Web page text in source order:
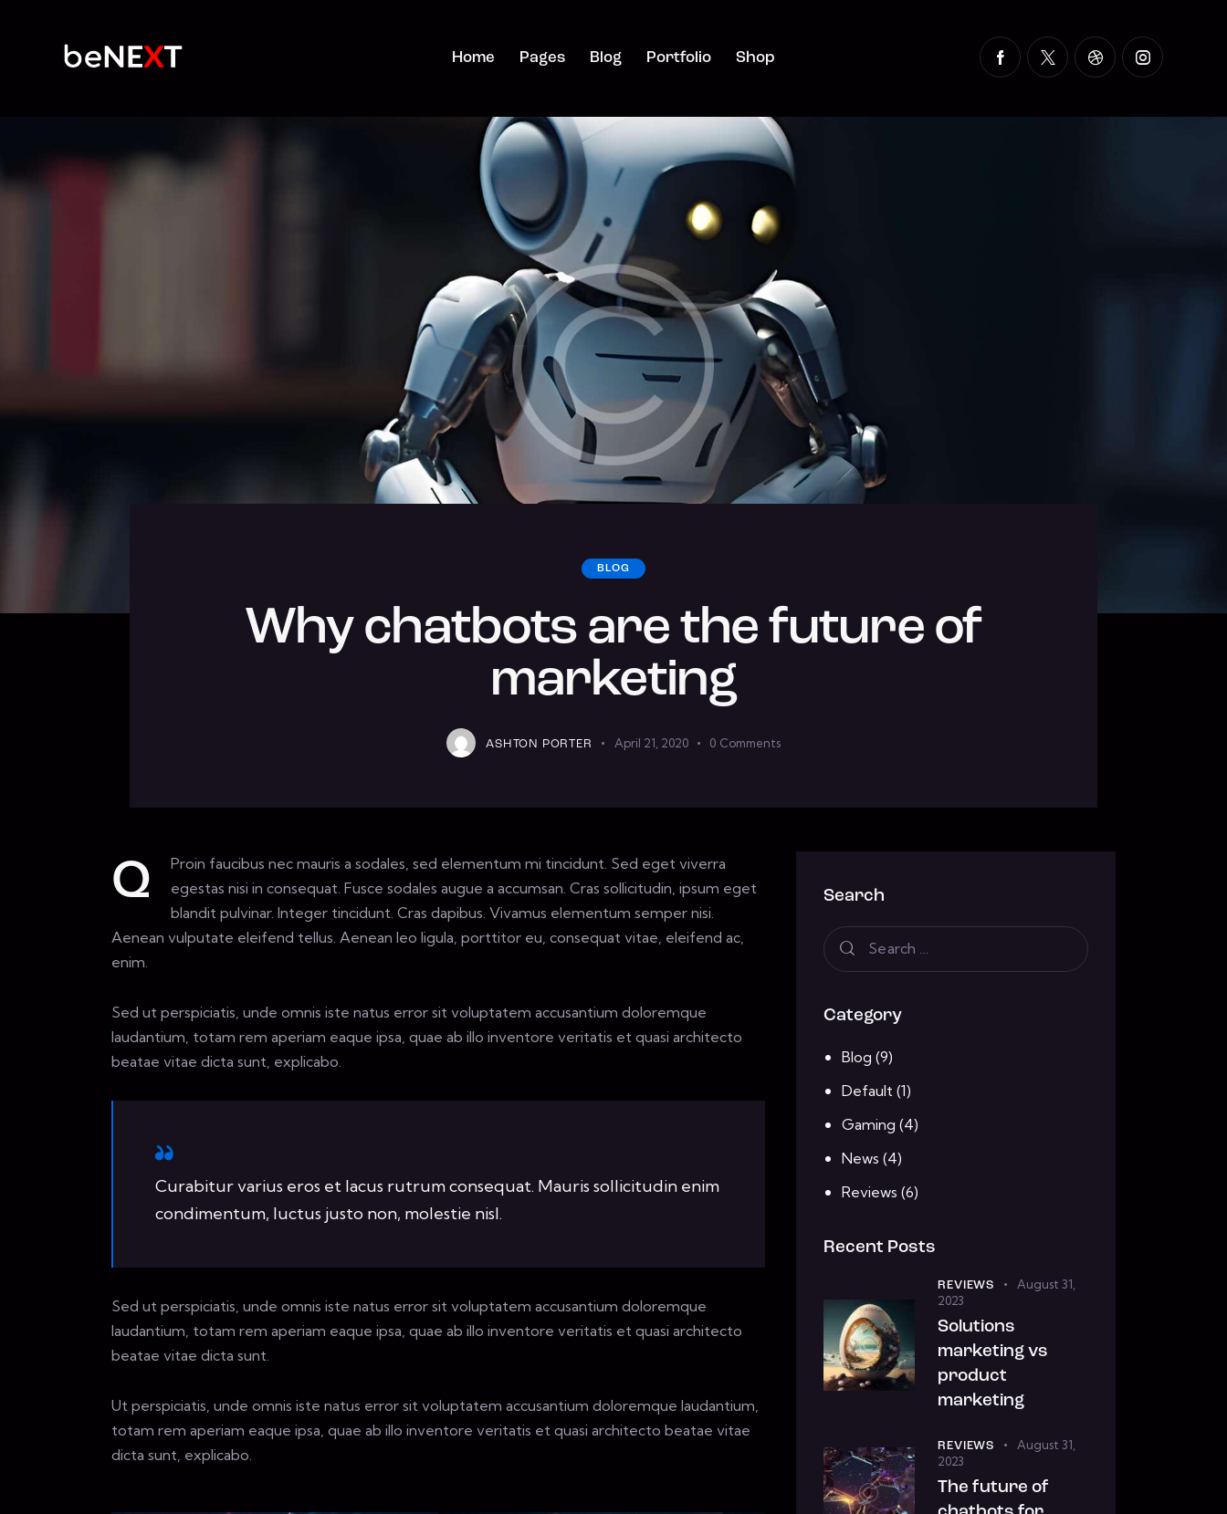
Home Pages Blog Portfolio Shop
Home Pages Blog Portfolio Shop
BLOG
Why chatbots are the future of
marketing
ASHTON PORTER April 21, 2020 0 Comments
Q
Proin faucibus nec mauris a sodales, sed elementum mi tincidunt. Sed eget viverra
egestas nisi in consequat. Fusce sodales augue a accumsan. Cras sollicitudin, ipsum eget
blandit pulvinar. Integer tincidunt. Cras dapibus. Vivamus elementum semper nisi.
Aenean vulputate eleifend tellus. Aenean leo ligula, porttitor eu, consequat vitae, eleifend ac,
enim.
Sed ut perspiciatis, unde omnis iste natus error sit voluptatem accusantium doloremque
laudantium, totam rem aperiam eaque ipsa, quae ab illo inventore veritatis et quasi architecto
beatae vitae dicta sunt, explicabo.
Curabitur varius eros et lacus rutrum consequat. Mauris sollicitudin enim
condimentum, luctus justo non, molestie nisl.
Sed ut perspiciatis, unde omnis iste natus error sit voluptatem accusantium doloremque
laudantium, totam rem aperiam eaque ipsa, quae ab illo inventore veritatis et quasi architecto
beatae vitae dicta sunt.
Ut perspiciatis, unde omnis iste natus error sit voluptatem accusantium doloremque laudantium,
totam rem aperiam eaque ipsa, quae ab illo inventore veritatis et quasi architecto beatae vitae
dicta sunt, explicabo.
Search
Category
Blog (9)
Default(1)
Gaming (4)
News (4)
Reviews (6)
Recent Posts
REVIEWS
August 31,
2023
Solutions
marketing vs
product
marketing
REVIEWS
August 31,
2023
The future of